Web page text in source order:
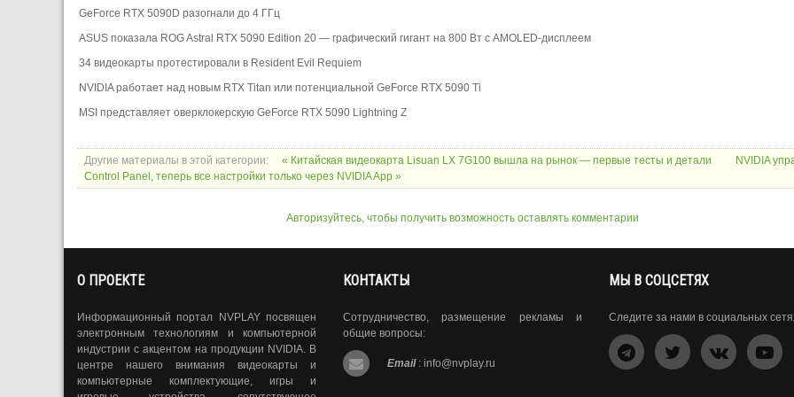
GeForce RTX 5090D разогнали до 4 ГГц
ASUS показала ROG Astral RTX 5090 Edition 20 — графический гигант на 800 Вт с AMOLED-дисплеем
34 видеокарты протестировали в Resident Evil Requiem
NVIDIA работает над новым RTX Titan или потенциальной GeForce RTX 5090 Ti
MSI представляет оверклокерскую GeForce RTX 5090 Lightning Z
Другие материалы в этой категории: « Китайская видеокарта Lisuan LX 7G100 вышла на рынок — первые тесты и детали
NVIDIA
Control Panel, теперь все настройки только через NVIDIA App »
Авторизуйтесь, чтобы получить возможность оставлять комментарии
О ПРОЕКТЕ
Информационный портал NVPLAY посвящен
электронным технологиям и компьютерной
индустрии с акцентом на продукции NVIDIA. В
центре нашего внимания видеокарты и
компьютерные комплектующие, игры и
КОНТАКТЫ
Сотрудничество, размещение рекламы и
общие вопросы:
Email : info@nvplay.ru
МЫ В СОЦСЕТЯХ
Следите за нами в социальных